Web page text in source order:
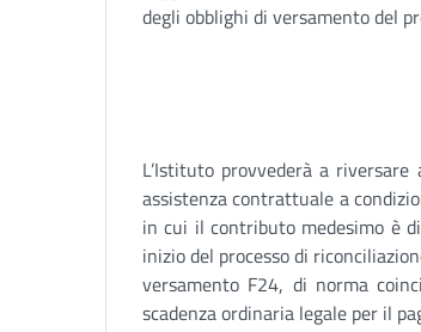
degli obblighi di versamento del
L’Istituto provvederà a
assistenza contrattuale a
in cui il contributo medesimo è
inizio del processo di
versamento F24, di norma
scadenza ordinaria legale per il